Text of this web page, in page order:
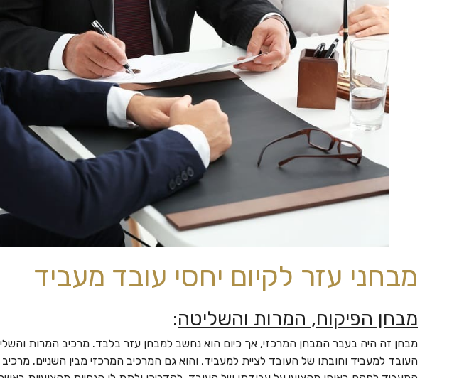
מבחני עזר לקיום יחסי עובד מעביד
מבחן הפיקוח, המרות והשליטה:
מבחן זה היה בעבר המבחן המרכזי, אך כיום הוא נחשב למבחן עזר בלבד. מרכיב המרות
העובד למעביד וחובתו של העובד לציית למעביד, והוא גם המרכיב המרכזי מבין השניים.